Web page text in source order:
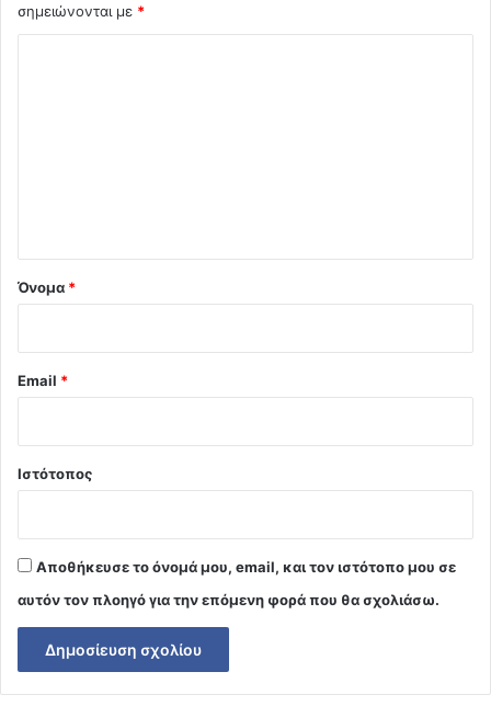
σημειώνονται με *
Όνομα *
Email *
Ιστότοπος
Αποθήκευσε το όνομά μου, email, και τον ιστότοπο μου σε
αυτόν τον πλοηγό για την επόμενη φορά που θα σχολιάσω.